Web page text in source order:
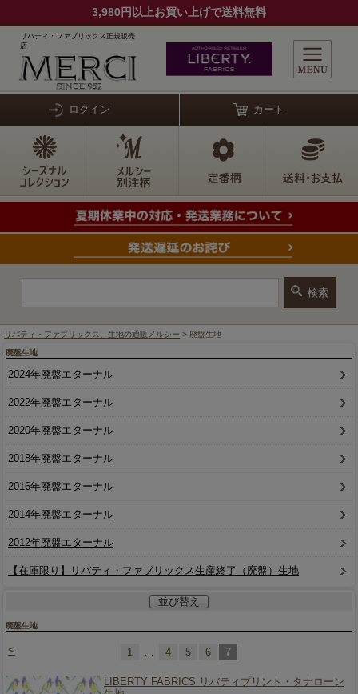
3,980円以上お買い上げで送料無料
リバティ・ファブリックス正規販売
店
ログイン カート
リバティ・ファブリックス、生地の通販メルシー > 廃盤生地
廃盤生地
2024年廃盤エターナル
2022年廃盤エターナル
2020年廃盤エターナル
2018年廃盤エターナル
2016年廃盤エターナル
2014年廃盤エターナル
2012年廃盤エターナル
【在庫限り】リバティ・ファブリックス生産終了（廃盤）生地
並び替え
廃盤生地
< 1 … 4 5 6 7
LIBERTY FABRICS リバティプリント・タナローン